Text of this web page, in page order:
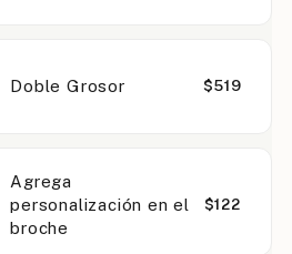
Doble Grosor $519
Agrega
personalización en el
broche
$122